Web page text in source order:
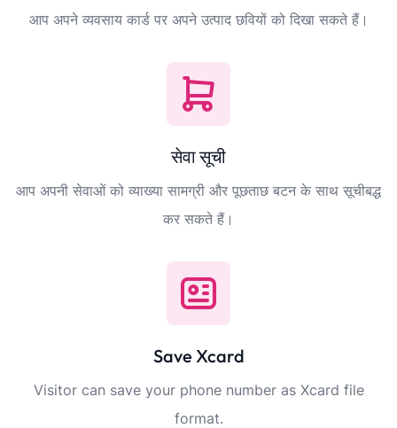
आप अपने व्यवसाय कार्ड पर अपने उत्पाद छवियों को दिखा सकते हैं।
सेवा सूची
आप अपनी सेवाओं को व्याख्या सामग्री और पूछताछ बटन के साथ सूचीबद्ध
कर सकते हैं।
Save Xcard
Visitor can save your phone number as Xcard file
format.